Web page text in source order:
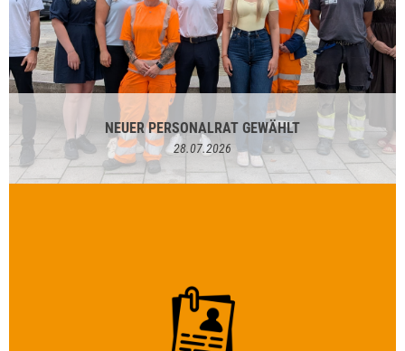
NEUER PERSONALRAT GEWÄHLT
28.07.2026